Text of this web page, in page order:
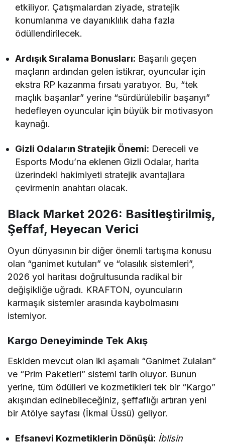
etkiliyor. Çatışmalardan ziyade, stratejik
konumlanma ve dayanıklılık daha fazla
ödüllendirilecek.
Ardışık Sıralama Bonusları: Başarılı geçen
maçların ardından gelen istikrar, oyuncular için
ekstra RP kazanma fırsatı yaratıyor. Bu, “tek
maçlık başarılar” yerine “sürdürülebilir başarıyı”
hedefleyen oyuncular için büyük bir motivasyon
kaynağı.
Gizli Odaların Stratejik Önemi: Dereceli ve
Esports Modu’na eklenen Gizli Odalar, harita
üzerindeki hakimiyeti stratejik avantajlara
çevirmenin anahtarı olacak.
Black Market 2026: Basitleştirilmiş,
Şeffaf, Heyecan Verici
Oyun dünyasının bir diğer önemli tartışma konusu
olan “ganimet kutuları” ve “olasılık sistemleri”,
2026 yol haritası doğrultusunda radikal bir
değişikliğe uğradı. KRAFTON, oyuncuların
karmaşık sistemler arasında kaybolmasını
istemiyor.
Kargo Deneyiminde Tek Akış
Eskiden mevcut olan iki aşamalı “Ganimet Zulaları”
ve “Prim Paketleri” sistemi tarih oluyor. Bunun
yerine, tüm ödülleri ve kozmetikleri tek bir “Kargo”
akışından edinebileceğiniz, şeffaflığı artıran yeni
bir Atölye sayfası (İkmal Üssü) geliyor.
Efsanevi Kozmetiklerin Dönüşü: İblisin